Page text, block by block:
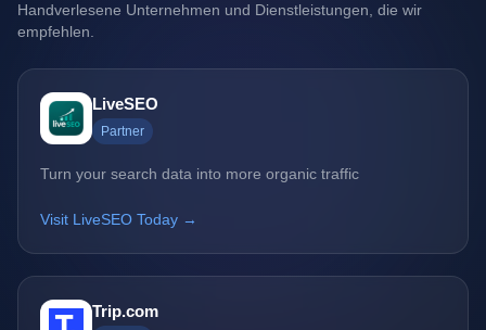
Handverlesene Unternehmen und Dienstleistungen, die wir
empfehlen.
LiveSEO
Partner
Turn your search data into more organic traffic
Visit LiveSEO Today →
Trip.com